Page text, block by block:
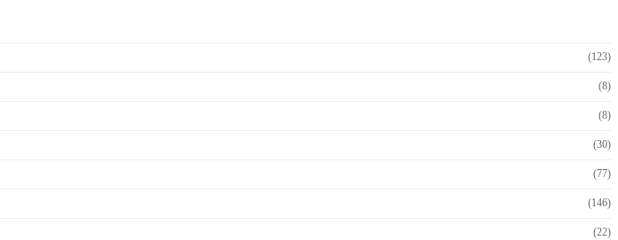
(123)
(8)
(8)
(30)
(77)
(146)
(22)